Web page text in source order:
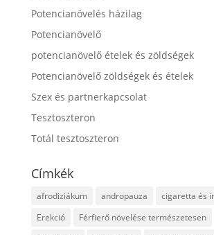
Potencianövelés házilag
Potencianövelő
potencianövelő ételek és zöldségek
Potencianövelő zöldségek és ételek
Szex és partnerkapcsolat
Tesztoszteron
Totál tesztoszteron
Címkék
afrodiziákum andropauza
cigaretta és
Erekció
Férfierő növelése természetesen